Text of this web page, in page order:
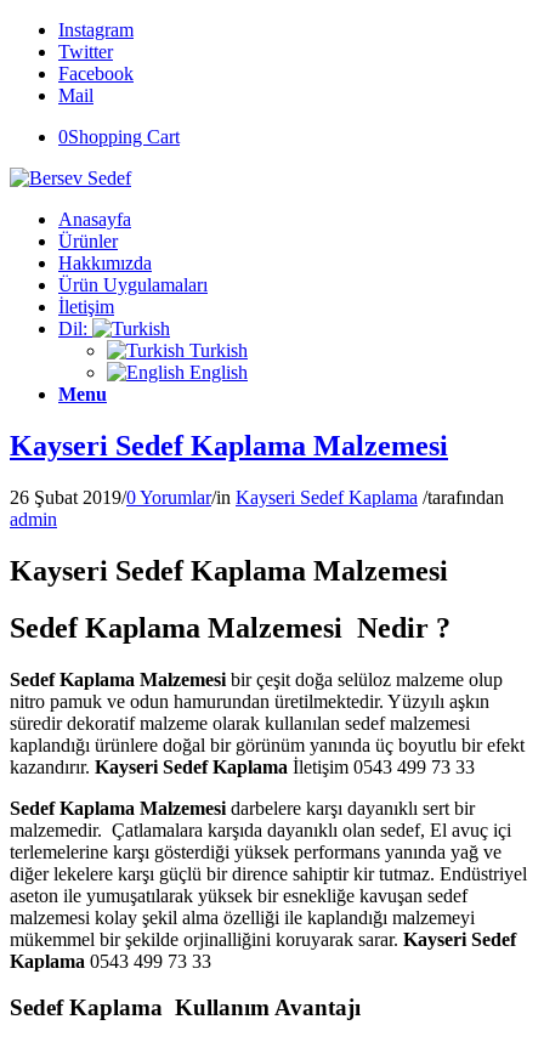
Instagram
Twitter
Facebook
Mail
0Shopping Cart
Anasayfa
Ürünler
Hakkımızda
Ürün Uygulamaları
İletişim
Dil:
Turkish
English
Menu
Kayseri Sedef Kaplama Malzemesi
26 Şubat 2019/0 Yorumlar/in Kayseri Sedef Kaplama /tarafından
admin
Kayseri Sedef Kaplama Malzemesi
Sedef Kaplama Malzemesi Nedir ?
Sedef Kaplama Malzemesi bir çeşit doğa selüloz malzeme olup
nitro pamuk ve odun hamurundan üretilmektedir. Yüzyılı aşkın
süredir dekoratif malzeme olarak kullanılan sedef malzemesi
kaplandığı ürünlere doğal bir görünüm yanında üç boyutlu bir efekt
kazandırır. Kayseri Sedef Kaplama İletişim 0543 499 73 33
Sedef Kaplama Malzemesi darbelere karşı dayanıklı sert bir
malzemedir. Çatlamalara karşıda dayanıklı olan sedef, El avuç içi
terlemelerine karşı gösterdiği yüksek performans yanında yağ ve
diğer lekelere karşı güçlü bir dirence sahiptir kir tutmaz. Endüstriyel
aseton ile yumuşatılarak yüksek bir esnekliğe kavuşan sedef
malzemesi kolay şekil alma özelliği ile kaplandığı malzemeyi
mükemmel bir şekilde orjinalliğini koruyarak sarar. Kayseri Sedef
Kaplama 0543 499 73 33
Sedef Kaplama Kullanım Avantajı